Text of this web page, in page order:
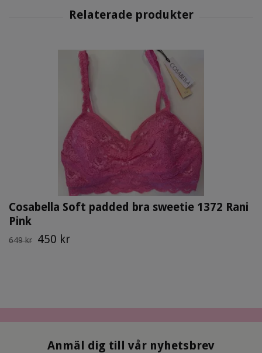
Cosabella Soft padded bra sweetie 1372 Rani
Pink
649 kr 450 kr
Anmäl dig till vår nyhetsbrev